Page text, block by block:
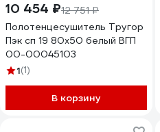
10 454 ₽12 751 ₽
Полотенцесушитель Тругор
Пэк сп 19 80x50 белый ВГП
00-00045103
1(1)
В корзину